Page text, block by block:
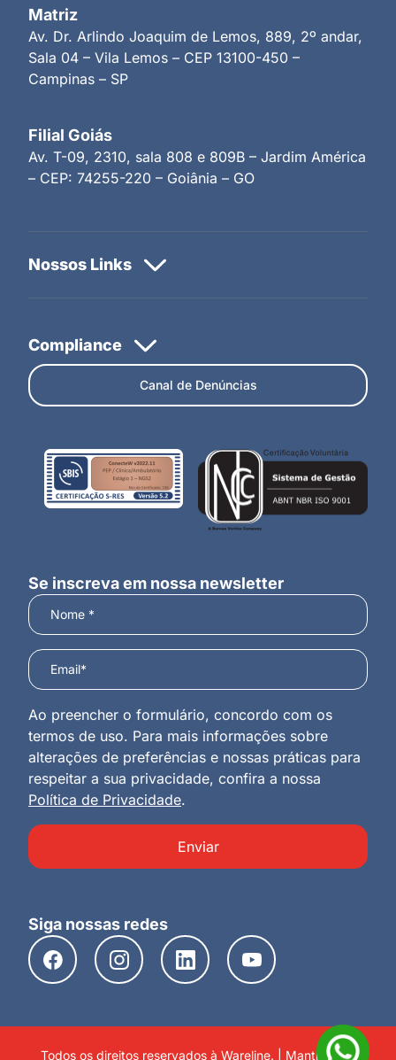
Matriz
Av. Dr. Arlindo Joaquim de Lemos, 889, 2º andar,
Sala 04 – Vila Lemos – CEP 13100-450 –
Campinas – SP
Filial Goiás
Av. T-09, 2310, sala 808 e 809B – Jardim América
– CEP: 74255-220 – Goiânia – GO
Canal de Denúncias
Se inscreva em nossa newsletter
Ao preencher o formulário, concordo com os
termos de uso. Para mais informações sobre
alterações de preferências e nossas práticas para
respeitar a sua privacidade, confira a nossa
Política de Privacidade.
Enviar
Siga nossas redes
Todos os direitos reservados à Wareline. | Mantido por